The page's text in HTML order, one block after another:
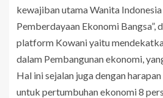
kewajiban utama Wanita Indonesia
Pemberdayaan Ekonomi Bangsa”,
platform Kowani yaitu
dalam Pembangunan ekonomi,
Hal ini sejalan juga dengan
untuk pertumbuhan ekonomi 8